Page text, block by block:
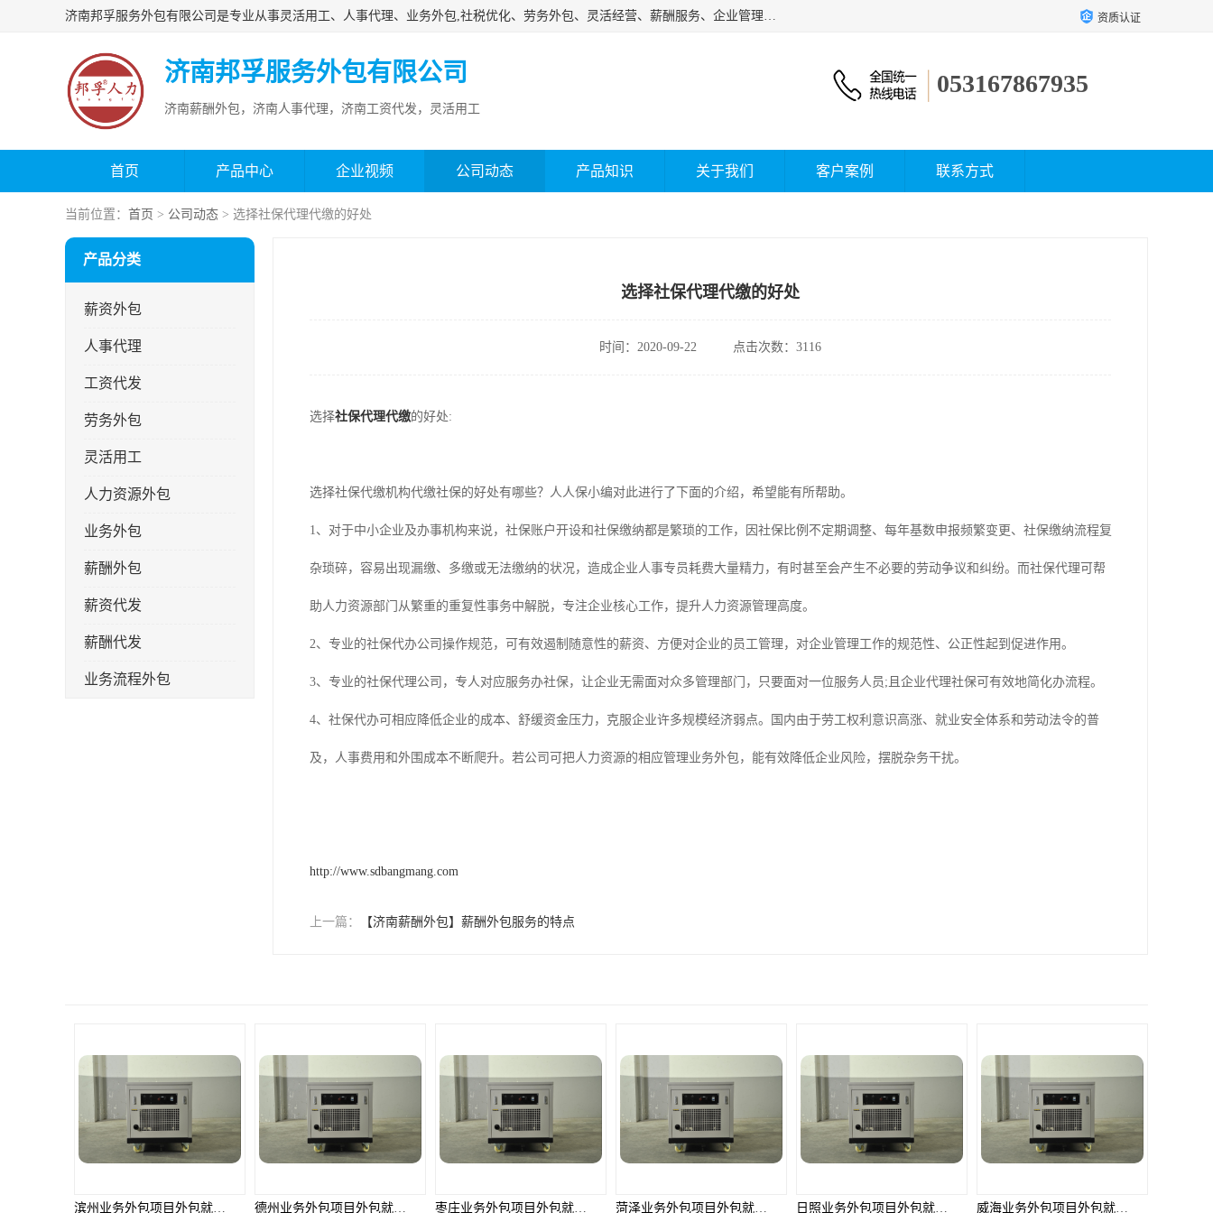
济南邦孚服务外包有限公司是专业从事灵活用工、人事代理、业务外包,社税优化、劳务外包、灵活经营、薪酬服务、企业管理咨询等的全国性的服务外包机构，邦孚人力—合法合规的灵活用工、人力外包、劳务派遣、共享经济财税优化专家，是国内提供企业人力资源综合解决方案有影响的人力资源公司之一。 资质认证
济南邦孚服务外包有限公司
济南薪酬外包，济南人事代理，济南工资代发，灵活用工
053167867935
首页 产品中心 企业视频 公司动态 产品知识 关于我们 客户案例 联系方式
当前位置： 首页 > 公司动态 > 选择社保代理代缴的好处
产品分类
薪资外包
人事代理
工资代发
劳务外包
灵活用工
人力资源外包
业务外包
薪酬外包
薪资代发
薪酬代发
业务流程外包
选择社保代理代缴的好处
时间：2020-09-22 点击次数：3116
选择社保代理代缴的好处:
选择社保代缴机构代缴社保的好处有哪些？人人保小编对此进行了下面的介绍，希望能有所帮助。
1、对于中小企业及办事机构来说，社保账户开设和社保缴纳都是繁琐的工作，因社保比例不定期调整、每年基数申报频繁变更、社保缴纳流程复
杂琐碎，容易出现漏缴、多缴或无法缴纳的状况，造成企业人事专员耗费大量精力，有时甚至会产生不必要的劳动争议和纠纷。而社保代理可帮
助人力资源部门从繁重的重复性事务中解脱，专注企业核心工作，提升人力资源管理高度。
2、专业的社保代办公司操作规范，可有效遏制随意性的薪资、方便对企业的员工管理，对企业管理工作的规范性、公正性起到促进作用。
3、专业的社保代理公司，专人对应服务办社保，让企业无需面对众多管理部门，只要面对一位服务人员;且企业代理社保可有效地简化办流程。
4、社保代办可相应降低企业的成本、舒缓资金压力，克服企业许多规模经济弱点。国内由于劳工权利意识高涨、就业安全体系和劳动法令的普
及，人事费用和外围成本不断爬升。若公司可把人力资源的相应管理业务外包，能有效降低企业风险，摆脱杂务干扰。
http://www.sdbangmang.com
上一篇： 【济南薪酬外包】薪酬外包服务的特点
滨州业务外包项目外包就选邦孚人力_全方位企业用工解决方案 德州业务外包项目外包就选邦孚人力_全方位企业用工解决方案 枣庄业务外包项目外包就选邦孚人力_全方位企业用工解决方案 菏泽业务外包项目外包就选邦孚人力_全方位企业用工解决方案 日照业务外包项目外包就选邦孚人力_全方位企业用工解决方案 威海业务外包项目外包就选邦孚人力_全方位企业用工解决方案